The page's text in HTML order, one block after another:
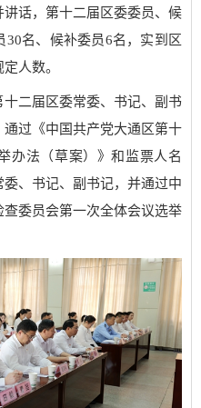
话，第十二届区委委员、候
名、候补委员6名，实到区
人数。
二届区委常委、书记、副书
过《中国共产党大通区第十
办法（草案）》和监票人名
、书记、副书记，并通过中
委员会第一次全体会议选举